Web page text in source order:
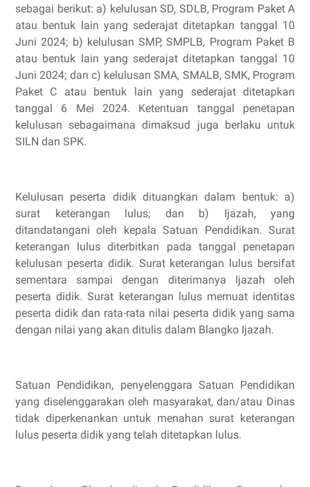
sebagai berikut: a) kelulusan SD, SDLB, Program Paket A
atau bentuk lain yang sederajat ditetapkan tanggal 10
Juni 2024; b) kelulusan SMP, SMPLB, Program Paket B
atau bentuk lain yang sederajat ditetapkan tanggal 10
Juni 2024; dan c) kelulusan SMA, SMALB, SMK, Program
Paket C atau bentuk lain yang sederajat ditetapkan
tanggal 6 Mei 2024. Ketentuan tanggal penetapan
kelulusan sebagaimana dimaksud juga berlaku untuk
SILN dan SPK.
Kelulusan peserta didik dituangkan dalam bentuk: a)
surat keterangan lulus; dan b) Ijazah, yang
ditandatangani oleh kepala Satuan Pendidikan. Surat
keterangan lulus diterbitkan pada tanggal penetapan
kelulusan peserta didik. Surat keterangan lulus bersifat
sementara sampai dengan diterimanya Ijazah oleh
peserta didik. Surat keterangan lulus memuat identitas
peserta didik dan rata-rata nilai peserta didik yang sama
dengan nilai yang akan ditulis dalam Blangko Ijazah.
Satuan Pendidikan, penyelenggara Satuan Pendidikan
yang diselenggarakan oleh masyarakat, dan/atau Dinas
tidak diperkenankan untuk menahan surat keterangan
lulus peserta didik yang telah ditetapkan lulus.